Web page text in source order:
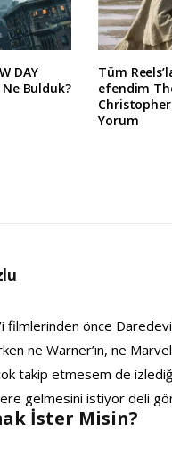
DAY
Ne Bulduk?
Tüm
efendim
Yorum
filmlerinden önce
ne Warner’ın, ne
çok takip etmesem de
gelmesini istiyor deli
İster Misin?